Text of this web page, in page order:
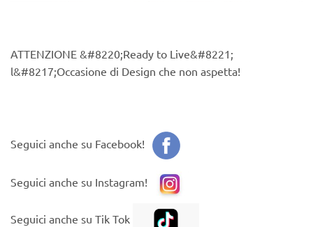
ATTENZIONE &#8220;Ready to Live&#8221;
l&#8217;Occasione di Design che non aspetta!
Seguici anche su Facebook!
Seguici anche su Instagram!
Seguici anche su Tik Tok